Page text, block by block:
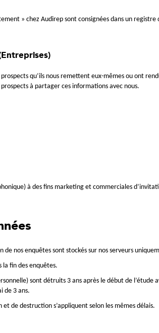
» chez Audirep sont consignées dans un
qu’ils nous remettent eux-mêmes ou ont
à partager ces informations avec nous.
à des fins marketing et commerciales
nos enquêtes sont stockés sur nos serveurs
la fin des enquêtes.
sont détruits 3 ans après le début de
de 3 ans.
de destruction s’appliquent selon les mêmes délais.